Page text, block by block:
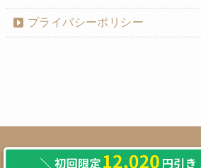
プライバシーポリシー